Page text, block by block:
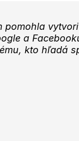
pomohla
a
kto hľadá